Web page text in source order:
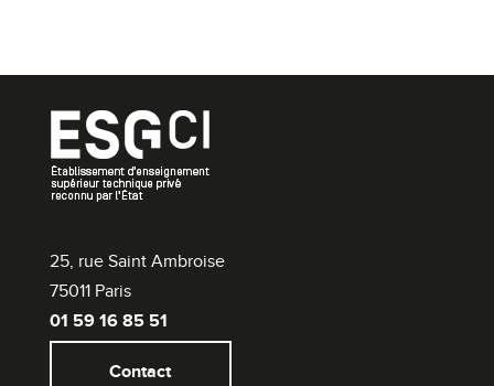
25, rue Saint Ambroise
75011 Paris
01 59 16 85 51
Contact